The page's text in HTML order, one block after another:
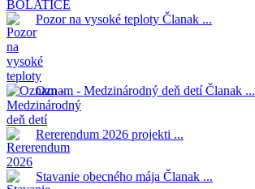
Pozor na vysoké teploty Članak ...
Oznam - Medzinárodný deň detíČlanak ...
Rererendum 2026 projekti ...
Stavanie obecného mája Članak ...